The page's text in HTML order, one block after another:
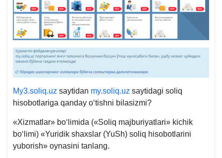
My3.soliq.uz saytidan my.soliq.uz saytidagi soliq
hisobotlariga qanday oʻtishni bilasizmi?
«Xizmatlar» boʻlimida («Soliq majburiyatlari» kichik
boʻlimi) «Yuridik shaхslar (YuSh) soliq hisobotlarini
yuborish» oynasini tanlang.